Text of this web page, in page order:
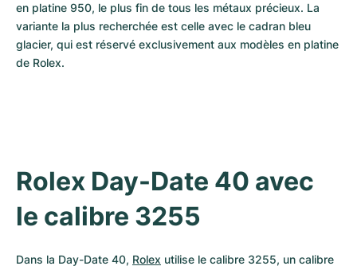
en platine 950, le plus fin de tous les métaux précieux. La
variante la plus recherchée est celle avec le cadran bleu
glacier, qui est réservé exclusivement aux modèles en platine
de Rolex.
Rolex Day-Date 40 avec
le calibre 3255
Dans la Day-Date 40, Rolex utilise le calibre 3255, un calibre